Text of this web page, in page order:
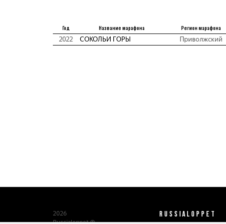
Год Название марафона Регион марафона
2022 СОКОЛЬИ ГОРЫ Приволжский
2026
Russialoppet ®
RUSSIALOPPET